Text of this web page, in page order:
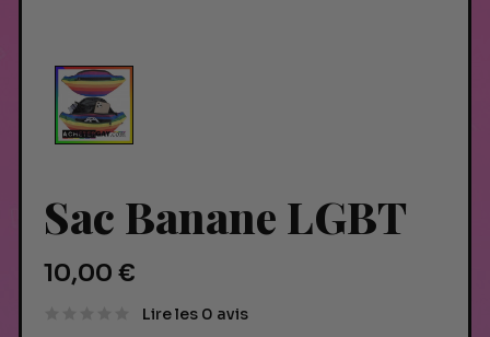
Sac Banane LGBT
10,00 €
Lire les 0 avis